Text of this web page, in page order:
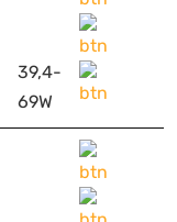
39,4-
69W